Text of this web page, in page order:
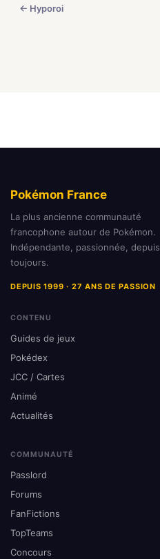
← Hyporoi
Pokémon France
La plus ancienne communauté
francophone autour de Pokémon.
Indépendante, passionnée, depuis
toujours.
DEPUIS 1999 · 27 ANS DE PASSION
CONTENU
Guides de jeux
Pokédex
JCC / Cartes
Animé
Actualités
COMMUNAUTÉ
Passlord
Forums
FanFictions
TopTeams
Concours